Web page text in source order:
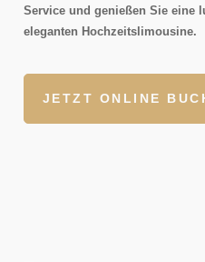
Service und genießen Sie eine
eleganten Hochzeitslimousine.
JETZT ONLINE